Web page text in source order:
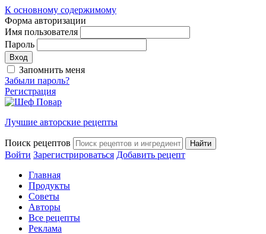
К основному содержимому
Форма авторизации
Имя пользователя
Пароль
Запомнить меня
Забыли пароль?
Регистрация
Лучшие авторские рецепты
Поиск рецептов
Войти Зарегистрироваться Добавить рецепт
Главная
Продукты
Советы
Авторы
Все рецепты
Реклама